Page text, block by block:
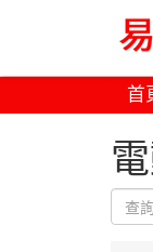
首